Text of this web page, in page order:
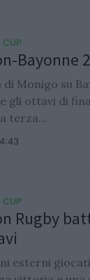
CUP
Bayonne
Monigo su
gli ottavi di
terza...
CUP
Rugby
esterni